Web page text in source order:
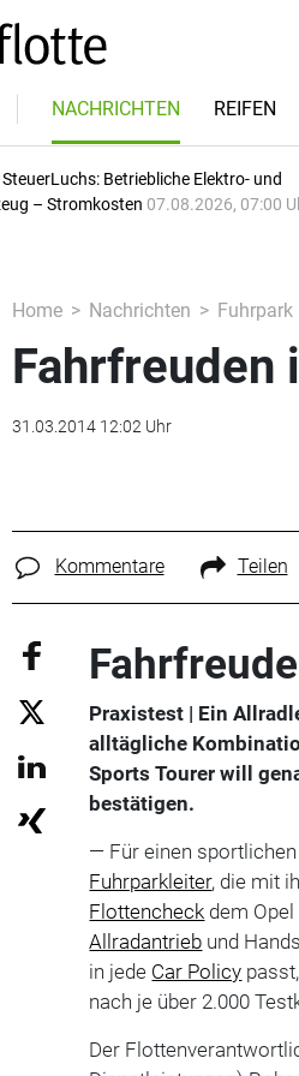
NACHRICHTEN REIFEN
SteuerLuchs: Betriebliche Elektro- und
– Stromkosten 07.08.2026, 07:00
Home Nachrichten Fuhrpark
Fahrfreuden
31.03.2014 12:02 Uhr
Kommentare Teilen
Praxistest | Ein
alltägliche
Sports Tourer will
bestätigen.
— Für einen
Fuhrparkleiter, die mit
Flottencheck dem
Allradantrieb und
in jede Car Policy
nach je über 2.000
Der